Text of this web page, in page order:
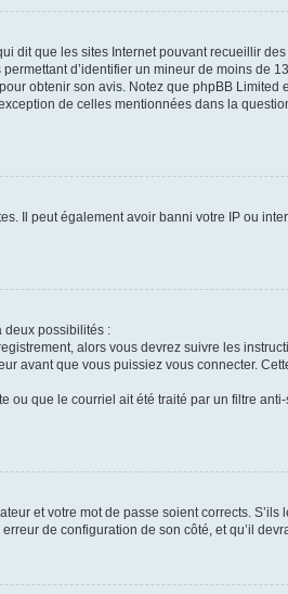
dit que les sites Internet pouvant recueillir
d’identifier un mineur de moins de
obtenir son avis. Notez que phpBB
de celles mentionnées dans la
Il peut également avoir banni votre IP ou
deux possibilités :
alors vous devrez suivre les
avant que vous puissiez vous connecter.
que le courriel ait été traité par un filtre
et votre mot de passe soient corrects.
de configuration de son côté, et qu’il